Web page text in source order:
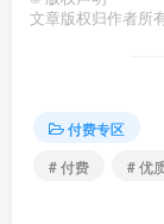
文章版权归作者所
付费专区
# 付费
# 优